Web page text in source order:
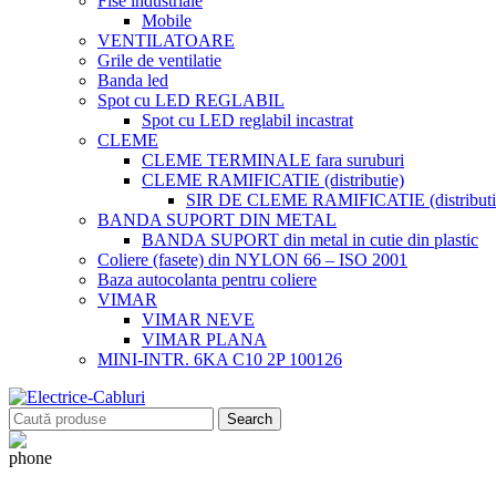
Mobile
VENTILATOARE
Grile de ventilatie
Banda led
Spot cu LED REGLABIL
Spot cu LED reglabil incastrat
CLEME
CLEME TERMINALE fara suruburi
CLEME RAMIFICATIE (distributie)
SIR DE CLEME RAMIFICATIE
BANDA SUPORT DIN METAL
BANDA SUPORT din metal in cutie din plastic
Coliere (fasete) din NYLON 66 – ISO 2001
Baza autocolanta pentru coliere
VIMAR
VIMAR NEVE
VIMAR PLANA
MINI-INTR. 6KA C10 2P 100126
Search